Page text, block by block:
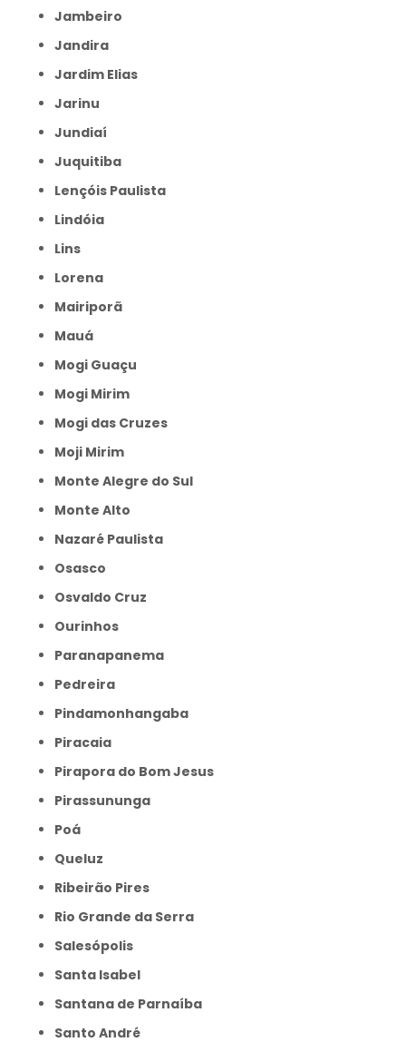
Jambeiro
Jandira
Jardim Elias
Jarinu
Jundiaí
Juquitiba
Lençóis Paulista
Lindóia
Lins
Lorena
Mairiporã
Mauá
Mogi Guaçu
Mogi Mirim
Mogi das Cruzes
Moji Mirim
Monte Alegre do Sul
Monte Alto
Nazaré Paulista
Osasco
Osvaldo Cruz
Ourinhos
Paranapanema
Pedreira
Pindamonhangaba
Piracaia
Pirapora do Bom Jesus
Pirassununga
Poá
Queluz
Ribeirão Pires
Rio Grande da Serra
Salesópolis
Santa Isabel
Santana de Parnaíba
Santo André